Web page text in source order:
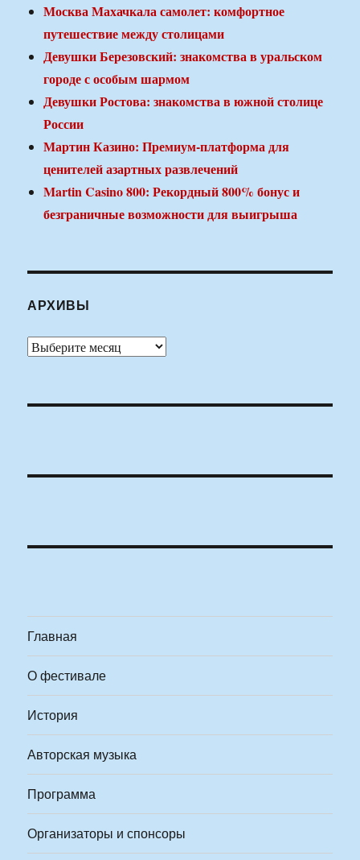
Москва Махачкала самолет: комфортное
путешествие между столицами
Девушки Березовский: знакомства в уральском
городе с особым шармом
Девушки Ростова: знакомства в южной столице
России
Мартин Казино: Премиум-платформа для
ценителей азартных развлечений
Martin Casino 800: Рекордный 800% бонус и
безграничные возможности для выигрыша
АРХИВЫ
Архивы
Главная
О фестивале
История
Авторская музыка
Программа
Организаторы и спонсоры